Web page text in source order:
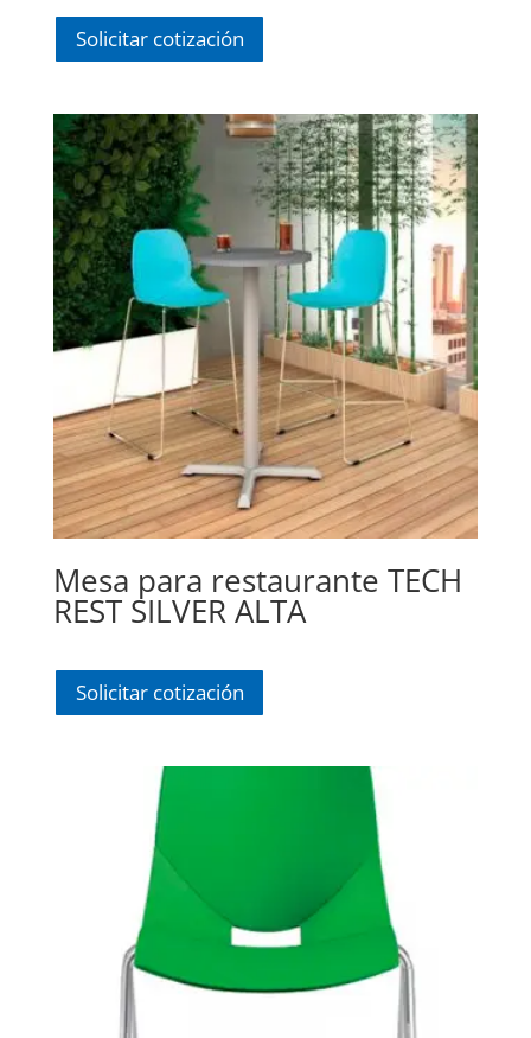
Solicitar cotización
Mesa para restaurante TECH
REST SILVER ALTA
Solicitar cotización